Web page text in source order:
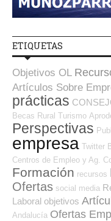
ETIQUETAS
Objetivos OL
Artículos Sobre
prácticas
Becas Rural Turismo
Perspectivas
empresa Twitter
Centros de Empleo y Ag.
Formación recursos
Ofertas social media
Laboral objetivos
Andalucía Ofertas